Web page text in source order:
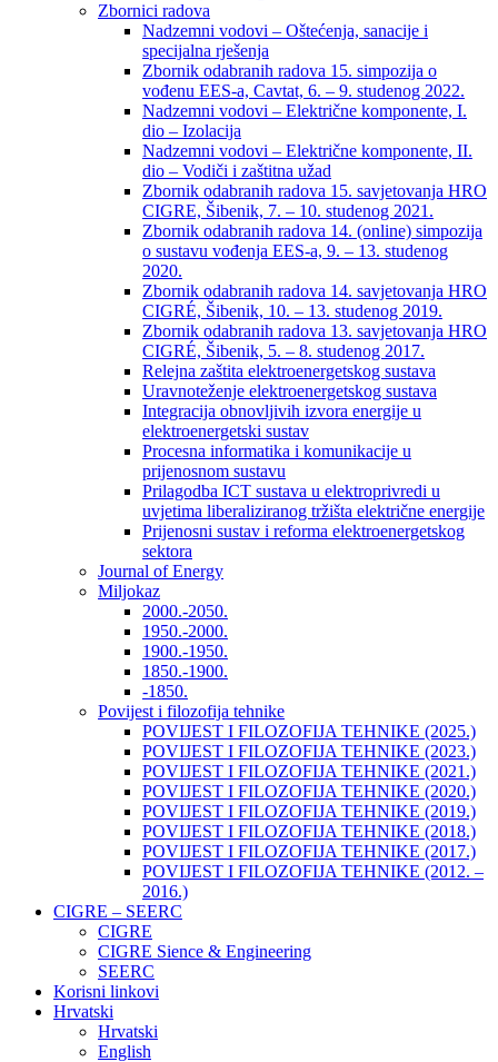
Zbornici radova
Nadzemni vodovi – Oštećenja, sanacije i
specijalna rješenja
Zbornik odabranih radova 15. simpozija o
vođenu EES-a, Cavtat, 6. – 9. studenog 2022.
Nadzemni vodovi – Električne komponente, I.
dio – Izolacija
Nadzemni vodovi – Električne komponente, II.
dio – Vodiči i zaštitna užad
Zbornik odabranih radova 15. savjetovanja HRO
CIGRE, Šibenik, 7. – 10. studenog 2021.
Zbornik odabranih radova 14. (online) simpozija
o sustavu vođenja EES-a, 9. – 13. studenog
2020.
Zbornik odabranih radova 14. savjetovanja HRO
CIGRÉ, Šibenik, 10. – 13. studenog 2019.
Zbornik odabranih radova 13. savjetovanja HRO
CIGRÉ, Šibenik, 5. – 8. studenog 2017.
Relejna zaštita elektroenergetskog sustava
Uravnoteženje elektroenergetskog sustava
Integracija obnovljivih izvora energije u
elektroenergetski sustav
Procesna informatika i komunikacije u
prijenosnom sustavu
Prilagodba ICT sustava u elektroprivredi u
uvjetima liberaliziranog tržišta električne energije
Prijenosni sustav i reforma elektroenergetskog
sektora
Journal of Energy
Miljokaz
2000.-2050.
1950.-2000.
1900.-1950.
1850.-1900.
-1850.
Povijest i filozofija tehnike
POVIJEST I FILOZOFIJA TEHNIKE (2025.)
POVIJEST I FILOZOFIJA TEHNIKE (2023.)
POVIJEST I FILOZOFIJA TEHNIKE (2021.)
POVIJEST I FILOZOFIJA TEHNIKE (2020.)
POVIJEST I FILOZOFIJA TEHNIKE (2019.)
POVIJEST I FILOZOFIJA TEHNIKE (2018.)
POVIJEST I FILOZOFIJA TEHNIKE (2017.)
POVIJEST I FILOZOFIJA TEHNIKE (2012. –
2016.)
CIGRE – SEERC
CIGRE
CIGRE Sience & Engineering
SEERC
Korisni linkovi
Hrvatski
Hrvatski
English